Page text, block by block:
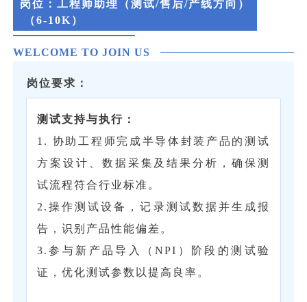
岗位：工程师助理（测试/售后/产线方向）
（6-10K）
WELCOME TO JOIN US
岗位要求：
‌测试支持与执行‌：
1. 协助工程师完成半导体封装产品的测试
方案设计、数据采集及结果分析，确保测
试流程符合行业标准。
2.操作测试设备，记录测试数据并生成报
告，识别产品性能偏差。
3.参与新产品导入（NPI）阶段的测试验
证，优化测试参数以提高良率。